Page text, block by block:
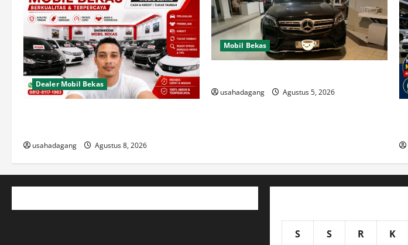
Dealer Mobil Bekas
usahadagang Agustus 8, 2026
Mobil Bekas
usahadagang Agustus 5, 2026
S S R K